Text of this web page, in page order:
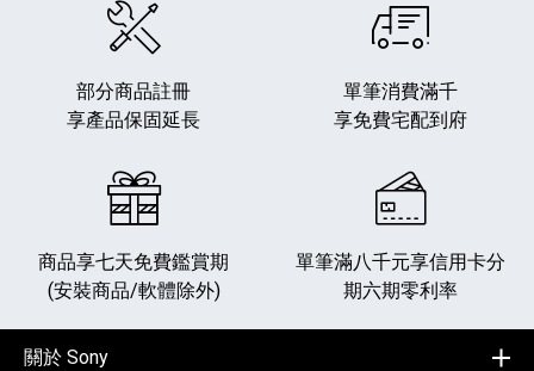
部分商品註冊
享產品保固延長
單筆消費滿千
享免費宅配到府
商品享七天免費鑑賞期
(安裝商品/軟體除外)
單筆滿八千元享信用卡分
期六期零利率
關於 Sony